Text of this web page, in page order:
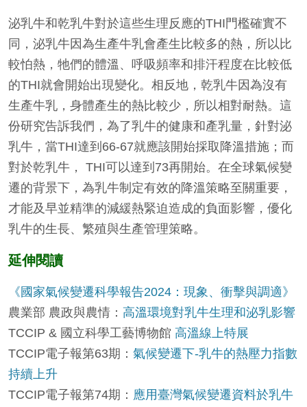
泌乳牛和乾乳牛對於這些生理反應的THI門檻確實不
同，泌乳牛因為生產牛乳會產生比較多的熱，所以比
較怕熱，牠們的體溫、呼吸頻率和排汗程度在比較低
的THI就會開始出現變化。相反地，乾乳牛因為沒有
生產牛乳，身體產生的熱比較少，所以相對耐熱。這
份研究告訴我們，為了乳牛的健康和產乳量，針對泌
乳牛，當THI達到66-67就應該開始採取降溫措施；而
對於乾乳牛， THI可以達到73再開始。在全球氣候變
遷的背景下，為乳牛制定有效的降溫策略至關重要，
才能及早並精準的減緩熱緊迫造成的負面影響，優化
乳牛的生長、繁殖與生產管理策略。
延伸閱讀
《國家氣候變遷科學報告2024：現象、衝擊與調適》
農業部 農政與農情： 高溫環境對乳牛生理和泌乳影響
TCCIP & 國立科學工藝博物館 高溫線上特展
TCCIP電子報第63期： 氣候變遷下-乳牛的熱壓力指數
持續上升
TCCIP電子報第74期： 應用臺灣氣候變遷資料於乳牛